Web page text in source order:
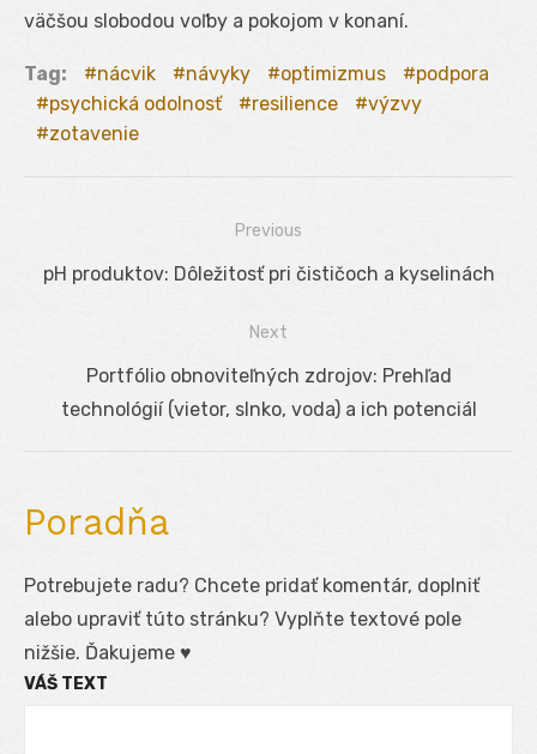
väčšou slobodou voľby a pokojom v konaní.
Tag: nácvik návyky optimizmus
podpora
psychická odolnosť
resilience
výzvy
zotavenie
Navigácia
Previous
Previous
pH produktov: Dôležitosť pri čističoch a kyselinách
Next
post:
Portfólio obnoviteľných zdrojov: Prehľad
technológií (vietor, slnko, voda) a ich potenciál
Poradňa
Potrebujete radu? Chcete pridať komentár, doplniť
alebo upraviť túto stránku? Vyplňte textové pole
nižšie. Ďakujeme ♥
VÁŠ TEXT